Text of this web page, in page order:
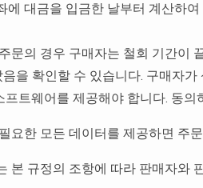
에 대금을 입금한 날부터 계산하
문의 경우 구매자는 철회 기간이
을 확인할 수 있습니다. 구매자
트웨어를 제공해야 합니다. 동
요한 모든 데이터를 제공하면 주
본 규정의 조항에 따라 판매자와